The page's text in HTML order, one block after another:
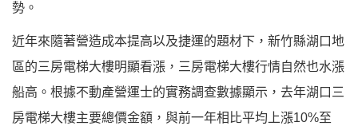
勢。
近年來隨著營造成本提高以及捷運的題材下，新竹縣湖口地
區的三房電梯大樓明顯看漲，三房電梯大樓行情自然也水漲
船高。根據不動產營運士的實務調查數據顯示，去年湖口三
房電梯大樓主要總價金額，與前一年相比平均上漲10%至